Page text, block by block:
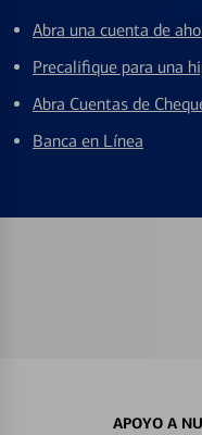
Abra una cuenta de
Precalifique para una
Abra Cuentas de
Banca en Línea
APOYO A